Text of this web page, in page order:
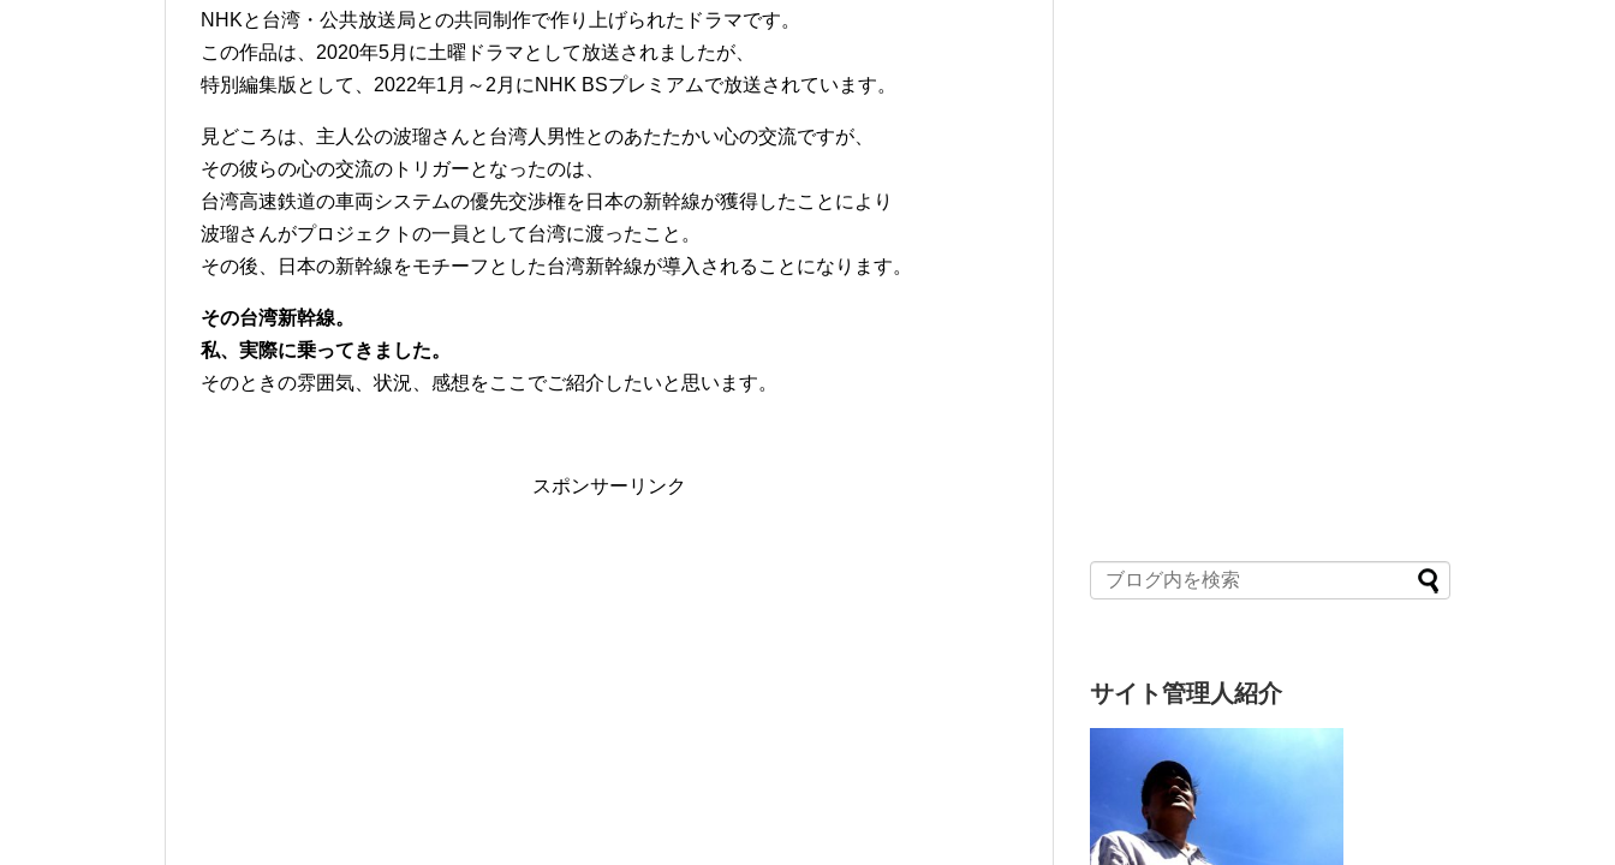
NHKと台湾・公共放送局との共同制作で作り上げられたドラマです。
この作品は、2020年5月に土曜ドラマとして放送されましたが、
特別編集版として、2022年1月～2月にNHK BSプレミアムで放送されています。
見どころは、主人公の波瑠さんと台湾人男性とのあたたかい心の交流ですが、
その彼らの心の交流のトリガーとなったのは、
台湾高速鉄道の車両システムの優先交渉権を日本の新幹線が獲得したことにより
波瑠さんがプロジェクトの一員として台湾に渡ったこと。
その後、日本の新幹線をモチーフとした台湾新幹線が導入されることになります。
その台湾新幹線。
私、実際に乗ってきました。
そのときの雰囲気、状況、感想をここでご紹介したいと思います。
スポンサーリンク
サイト管理人紹介